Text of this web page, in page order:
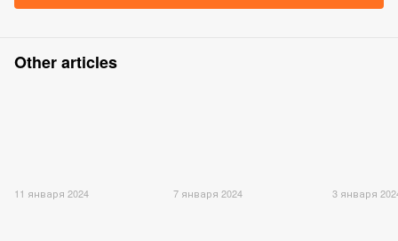
Other articles
11 января 2024 7 января 2024 3 января